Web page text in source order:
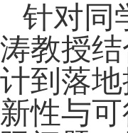
针对同
涛教授
计到落
新性与